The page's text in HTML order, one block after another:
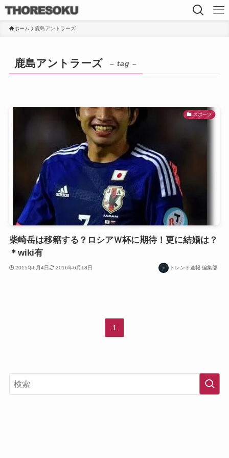
ホーム 鹿島アントラーズ
鹿島アントラーズ – tag –
スポーツ
柴崎岳は移籍する？ロシアＷ杯に期待！更に結婚は？
＊wiki有
2015年6月4日 2016年6月18日 トレンド速報 編集部
1